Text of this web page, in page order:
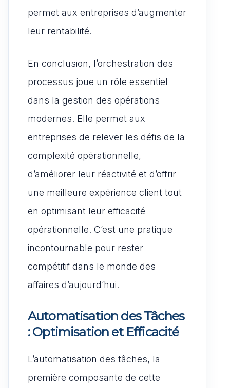
permet aux entreprises d’augmenter
leur rentabilité.
En conclusion, l’orchestration des
processus joue un rôle essentiel
dans la gestion des opérations
modernes. Elle permet aux
entreprises de relever les défis de la
complexité opérationnelle,
d’améliorer leur réactivité et d’offrir
une meilleure expérience client tout
en optimisant leur efficacité
opérationnelle. C’est une pratique
incontournable pour rester
compétitif dans le monde des
affaires d’aujourd’hui.
Automatisation des Tâches
: Optimisation et Efficacité
L’automatisation des tâches, la
première composante de cette